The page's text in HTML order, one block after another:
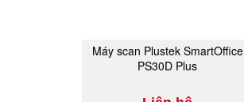
Máy scan Plustek SmartOffice
PS30D Plus
MUA NGAY